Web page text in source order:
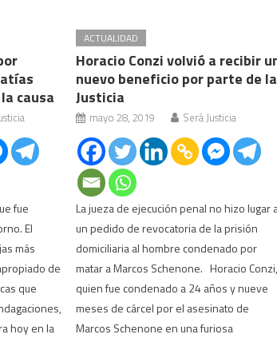
causa
fue
El
más
de
que
hoy en la
ACTUALIDAD
Horacio Conzi volvió a recibir
nuevo beneficio por parte de la
Justicia
mayo 28, 2019 Será Justicia
La jueza de ejecución penal no hizo lugar
un pedido de revocatoria de la prisión
domiciliaria al hombre condenado por
matar a Marcos Schenone. Horacio
quien fue condenado a 24 años y nueve
meses de cárcel por el asesinato de
Marcos Schenone en una furiosa